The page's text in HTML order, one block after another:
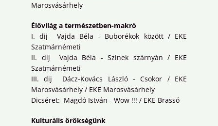
Marosvásárhely
Élővilág a természetben-makró
I. dij Vajda Béla - Buborékok között / EKE
Szatmárnémeti
II. dij Vajda Béla - Szinek szárnyán / EKE
Szatmárnémeti
III. dij Dácz-Kovács László - Csokor / EKE
Marosvásárhely / EKE Marosvásárhely
Dicséret: Magdó István - Wow !!! / EKE Brassó
Kulturális örökségünk